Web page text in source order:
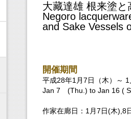
大藏達雄 根来塗
Negoro
and Sake Vessels
開催期間
平成28年1月7日（木）～
Jan 7 (Thu.) to Jan 16 (
作家在廊日：1月7日(木),8